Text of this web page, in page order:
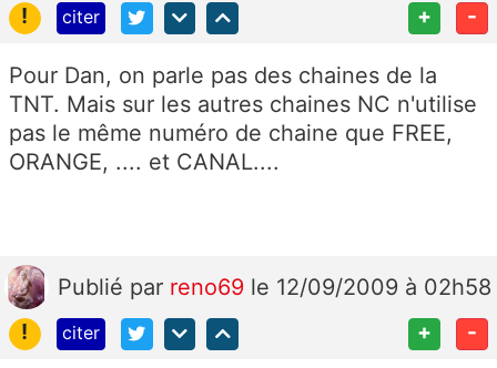
!
citer + -
Pour Dan, on parle pas des chaines de la
TNT. Mais sur les autres chaines NC n'utilise
pas le même numéro de chaine que FREE,
ORANGE, .... et CANAL....
Publié par reno69 le 12/09/2009 à 02h58
!
citer + -